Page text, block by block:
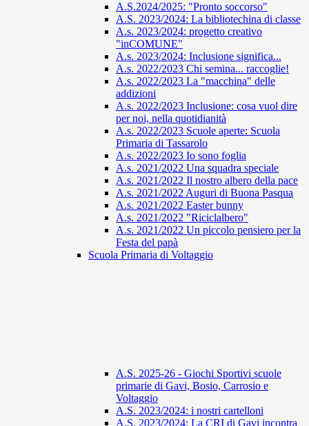
A.S.2024/2025: "Pronto soccorso"
A.S. 2023/2024: La bibliotechina di classe
A.s. 2023/2024: progetto creativo
"inCOMUNE"
A.s. 2023/2024: Inclusione significa...
A.s. 2022/2023 Chi semina... raccoglie!
A.s. 2022/2023 La "macchina" delle
addizioni
A.s. 2022/2023 Inclusione: cosa vuol dire
per noi, nella quotidianità
A.s. 2022/2023 Scuole aperte: Scuola
Primaria di Tassarolo
A.s. 2022/2023 Io sono foglia
A.s. 2021/2022 Una squadra speciale
A.s. 2021/2022 Il nostro albero della pace
A.s. 2021/2022 Auguri di Buona Pasqua
A.s. 2021/2022 Easter bunny
A.s. 2021/2022 "Riciclalbero"
A.s. 2021/2022 Un piccolo pensiero per la
Festa del papà
Scuola Primaria di Voltaggio
A.S. 2025-26 - Giochi Sportivi scuole
primarie di Gavi, Bosio, Carrosio e
Voltaggio
A.S. 2023/2024: i nostri cartelloni
A.S. 2023/2024: La CRI di Gavi incontra